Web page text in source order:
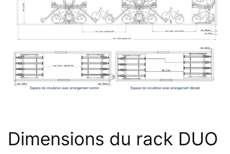
Dimensions du rack DUO